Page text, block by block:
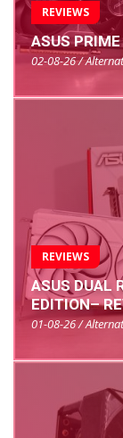
REVIEWS
ASUS
02-08-26 /
REVIEWS
ASUS DUAL
EDITION–
01-08-26 /